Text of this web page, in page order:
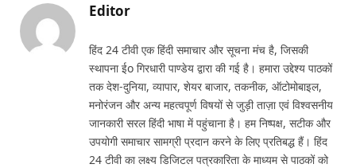
Editor
हिंद 24 टीवी एक हिंदी समाचार और सूचना मंच है, जिसकी
स्थापना ईo गिरधारी पाण्डेय द्वारा की गई है। हमारा उद्देश्य पाठकों
तक देश-दुनिया, व्यापार, शेयर बाजार, तकनीक, ऑटोमोबाइल,
मनोरंजन और अन्य महत्वपूर्ण विषयों से जुड़ी ताज़ा एवं विश्वसनीय
जानकारी सरल हिंदी भाषा में पहुंचाना है। हम निष्पक्ष, सटीक और
उपयोगी समाचार सामग्री प्रदान करने के लिए प्रतिबद्ध हैं। हिंद
24 टीवी का लक्ष्य डिजिटल पत्रकारिता के माध्यम से पाठकों को